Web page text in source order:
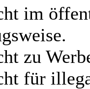
im
zu
für